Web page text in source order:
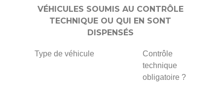
VÉHICULES SOUMIS AU CONTRÔLE
TECHNIQUE OU QUI EN SONT
DISPENSÉS
Type de véhicule
Contrôle
technique
obligatoire ?